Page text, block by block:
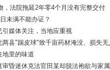
，法院拖延2年零4个月没有完整交付
未满不能办证？
媒体关注，当地应重视
县"踢皮球"致千亩药材淹没、损失无
地里的味道
昏迷休克法官田某却脱法袍欲与家